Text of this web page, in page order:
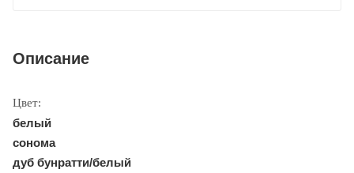
Описание
Цвет:
белый
сонома
дуб бунратти/белый